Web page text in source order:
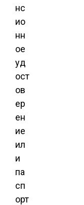
нс
ио
нн
ое
уд
ост
ов
ер
ен
ие
ил
и
па
сп
орт